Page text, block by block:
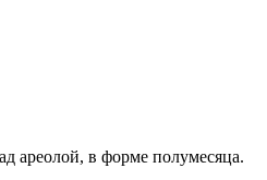
ареолой, в форме полумесяца.